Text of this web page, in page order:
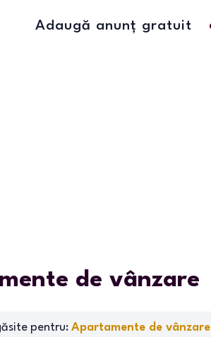
Adaugă anunț gratuit
de vânzare
pentru: Apartamente de vânzare